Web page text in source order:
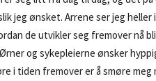
jeg ønsket. Arrene ser jeg
de utvikler seg fremover nå
og sykepleierne ønsker
i tiden fremover er å smøre